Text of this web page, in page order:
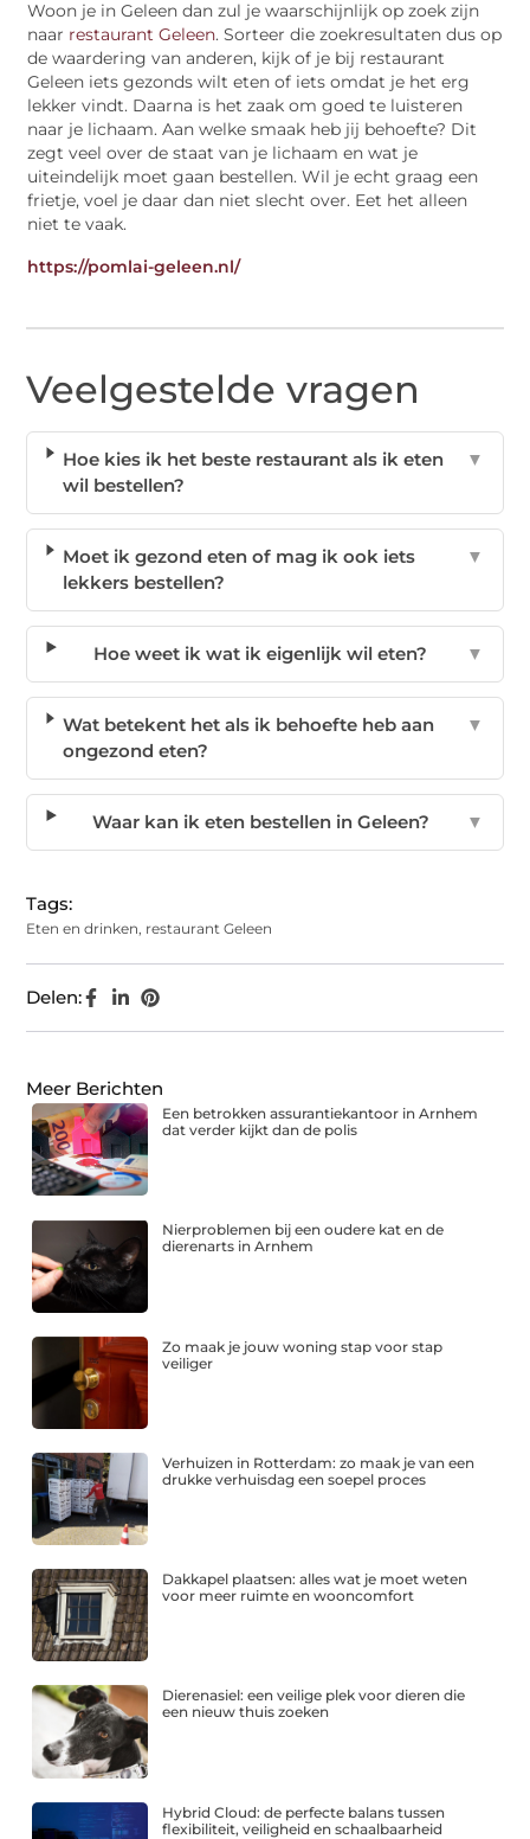
Woon je in Geleen dan zul je waarschijnlijk op zoek zijn
naar restaurant Geleen. Sorteer die zoekresultaten dus op
de waardering van anderen, kijk of je bij restaurant
Geleen iets gezonds wilt eten of iets omdat je het erg
lekker vindt. Daarna is het zaak om goed te luisteren
naar je lichaam. Aan welke smaak heb jij behoefte? Dit
zegt veel over de staat van je lichaam en wat je
uiteindelijk moet gaan bestellen. Wil je echt graag een
frietje, voel je daar dan niet slecht over. Eet het alleen
niet te vaak.
https://pomlai-geleen.nl/
Veelgestelde vragen
Hoe kies ik het beste restaurant als ik eten
wil bestellen?
▼
Moet ik gezond eten of mag ik ook iets
lekkers bestellen?
▼
Hoe weet ik wat ik eigenlijk wil eten? ▼
Wat betekent het als ik behoefte heb aan
ongezond eten?
▼
Waar kan ik eten bestellen in Geleen? ▼
Tags:
Eten en drinken, restaurant Geleen
Delen:
Meer Berichten
Een betrokken assurantiekantoor in Arnhem
dat verder kijkt dan de polis
Nierproblemen bij een oudere kat en de
dierenarts in Arnhem
Zo maak je jouw woning stap voor stap
veiliger
Verhuizen in Rotterdam: zo maak je van een
drukke verhuisdag een soepel proces
Dakkapel plaatsen: alles wat je moet weten
voor meer ruimte en wooncomfort
Dierenasiel: een veilige plek voor dieren die
een nieuw thuis zoeken
Hybrid Cloud: de perfecte balans tussen
flexibiliteit, veiligheid en schaalbaarheid